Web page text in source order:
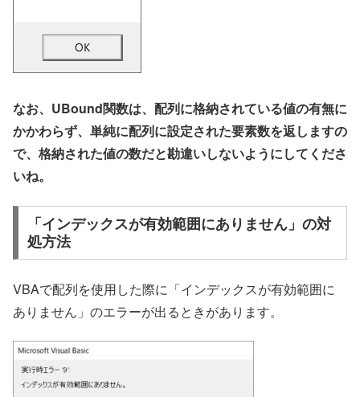
なお、UBound関数は、配列に格納されている値の有無に
かかわらず、単純に配列に設定された要素数を返しますの
で、格納された値の数だと勘違いしないようにしてくださ
いね。
「インデックスが有効範囲にありません」の対
処方法
VBAで配列を使用した際に「インデックスが有効範囲に
ありません」のエラーが出るときがあります。